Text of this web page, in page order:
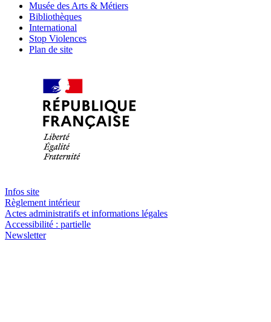
Musée des Arts & Métiers
Bibliothèques
International
Stop Violences
Plan de site
Infos site
Règlement intérieur
Actes administratifs et informations légales
Accessibilité : partielle
Newsletter